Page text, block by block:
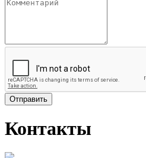
Отправить
Контакты